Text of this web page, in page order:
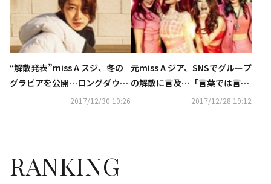
“解散発表”miss A スジ、冬の
グラビアを公開…ロングダウン
もスタイリッシュに2017/12/30 10:26
元miss A ジア、SNSでグループ
の解散に言及…「言葉では言い
2017/12/28 19:12
RANKING